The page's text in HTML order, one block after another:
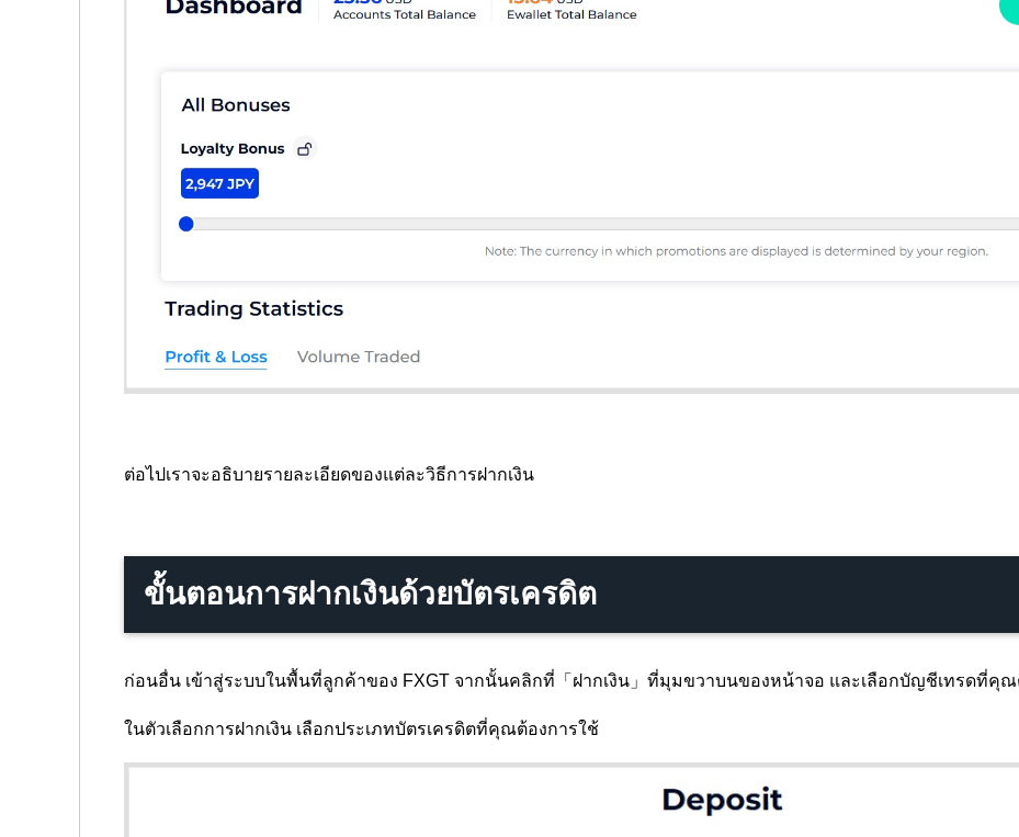
ต่อไปเราจะอธิบายรายละเอียดของแต่ละวิธีการฝากเงิน
ขั้นตอนการฝากเงินด้วยบัตรเครดิต
ก่อนอื่น เข้าสู่ระบบในพื้นที่ลูกค้าของ FXGT จากนั้นคลิกที่「ฝากเงิน」ที่มุมขวาบนของหน้าจอ และเลือกบัญชีเทรดที่คุณ
ในตัวเลือกการฝากเงิน เลือกประเภทบัตรเครดิตที่คุณต้องการใช้